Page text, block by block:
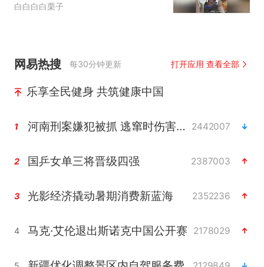
白白白白栗子
网易热搜 每30分钟更新 打开应用 查看全部
乐享全民健身 共筑健康中国
1 河南刑案嫌犯被抓 逃窜时伤害多人 2442007
2 国乒女单三将晋级四强 2387003
3 光影经济撬动暑期消费新蓝海 2352236
4 马克·艾伦退出斯诺克中国公开赛 2178029